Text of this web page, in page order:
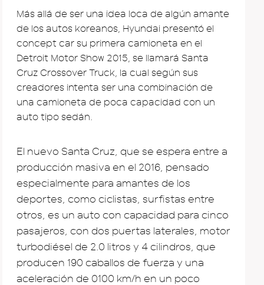
Más allá de ser una idea loca de algún amante
de los autos koreanos, Hyundai presentó el
concept car su primera camioneta en el
Detroit Motor Show 2015, se llamará Santa
Cruz Crossover Truck, la cual según sus
creadores intenta ser una combinación de
una camioneta de poca capacidad con un
auto tipo sedán.
El nuevo Santa Cruz, que se espera entre a
producción masiva en el 2016, pensado
especialmente para amantes de los
deportes, como ciclistas, surfistas entre
otros, es un auto con capacidad para cinco
pasajeros, con dos puertas laterales, motor
turbodiésel de 2.0 litros y 4 cilindros, que
producen 190 caballos de fuerza y una
aceleración de 0100 km/h en un poco